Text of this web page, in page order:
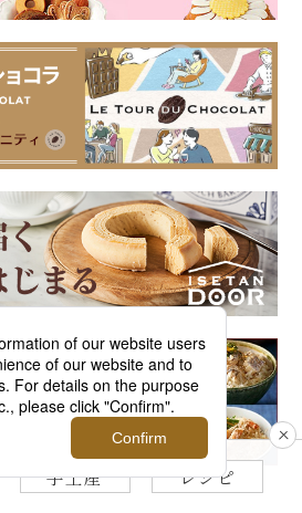
手土産 レシピ